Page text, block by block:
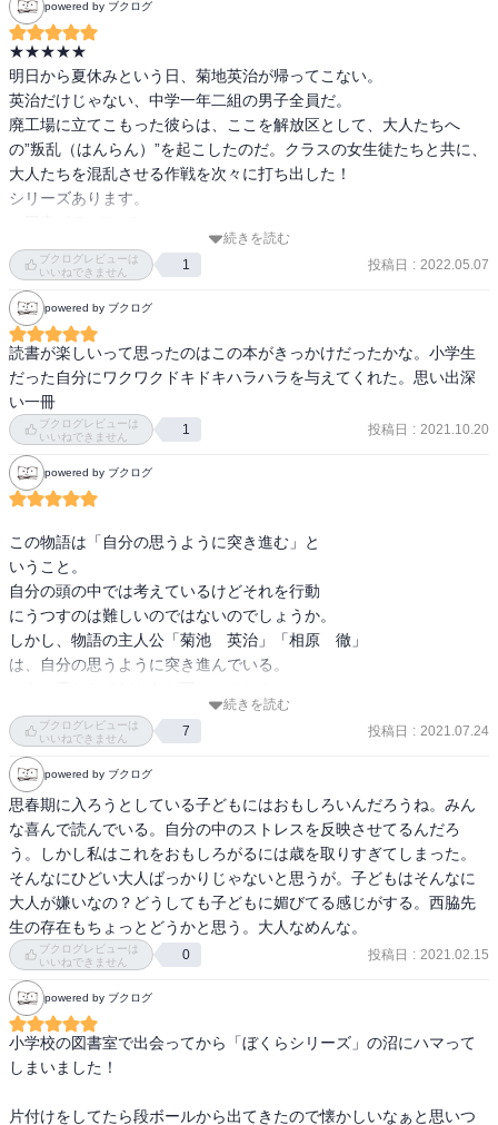
powered by ブクログ
★★★★★
明日から夏休みという日、菊地英治が帰ってこない。
英治だけじゃない、中学一年二組の男子全員だ。
廃工場に立てこもった彼らは、ここを解放区として、大人たちへ
の”叛乱（はんらん）”を起こしたのだ。クラスの女生徒たちと共に、
大人たちを混乱させる作戦を次々に打ち出した！
シリーズあります。
続きを読む
ブクログレビューは
いいねできません
1 投稿日 : 2022.05.07
powered by ブクログ
読書が楽しいって思ったのはこの本がきっかけだったかな。小学生
だった自分にワクワクドキドキハラハラを与えてくれた。思い出深
い一冊
ブクログレビューは
いいねできません
1 投稿日 : 2021.10.20
powered by ブクログ
この物語は「自分の思うように突き進む」と
いうこと。
自分の頭の中では考えているけどそれを行動
にうつすのは難しいのではないのでしょうか。
しかし、物語の主人公「菊池　英治」「相原　徹」
は、自分の思うように突き進んでいる。
そんなことを考えさせてくれる一品。
続きを読む
ブクログレビューは
いいねできません
7 投稿日 : 2021.07.24
powered by ブクログ
思春期に入ろうとしている子どもにはおもしろいんだろうね。みん
な喜んで読んでいる。自分の中のストレスを反映させてるんだろ
う。しかし私はこれをおもしろがるには歳を取りすぎてしまった。
そんなにひどい大人ばっかりじゃないと思うが。子どもはそんなに
大人が嫌いなの？どうしても子どもに媚びてる感じがする。西脇先
生の存在もちょっとどうかと思う。大人なめんな。
ブクログレビューは
いいねできません
0 投稿日 : 2021.02.15
powered by ブクログ
小学校の図書室で出会ってから「ぼくらシリーズ」の沼にハマって
しまいました！
片付けをしてたら段ボールから出てきたので懐かしいなぁと思いつ